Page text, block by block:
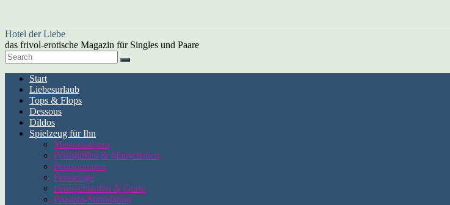
Hotel der Liebe
das frivol-erotische Magazin für Singles und Paare
Start
Liebesurlaub
Tops & Flops
Dessous
Dildos
Spielzeug für Ihn
Masturbatoren
Penishüllen & Manschetten
Penispumpen
Penisringe
Penisschlaufen & Gurte
Prostata-Stimulation